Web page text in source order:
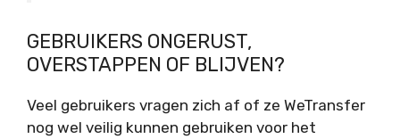
GEBRUIKERS ONGERUST,
OVERSTAPPEN OF BLIJVEN?
Veel gebruikers vragen zich af of ze WeTransfer
nog wel veilig kunnen gebruiken voor het